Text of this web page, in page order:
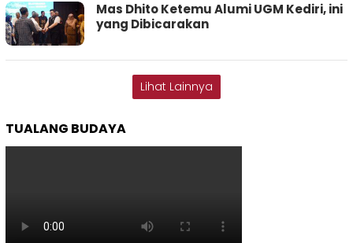
Mas Dhito Ketemu Alumi UGM Kediri, ini
yang Dibicarakan
Lihat Lainnya
TUALANG BUDAYA